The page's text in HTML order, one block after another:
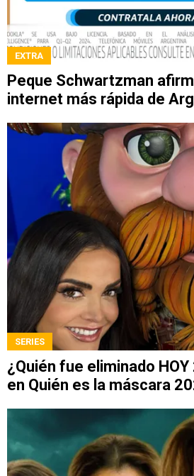
EXTRA
Peque Schwartzman
internet más rápida de
SERIES
¿Quién fue eliminado
en Quién es la máscara